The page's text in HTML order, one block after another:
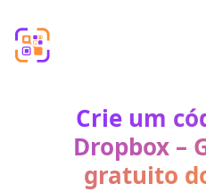
Crie um
Dropbox –
gratuito